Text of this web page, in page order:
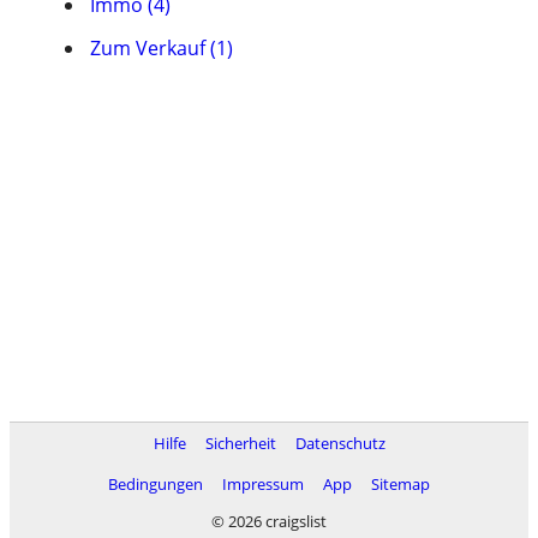
Zum Verkauf (1)
Hilfe Sicherheit
Datenschutz
Bedingungen
Impressum App
Sitemap
© 2026 craigslist